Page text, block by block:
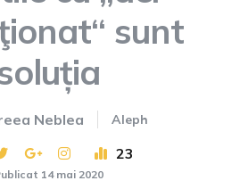
sunt
Neblea Aleph
23
14 mai 2020